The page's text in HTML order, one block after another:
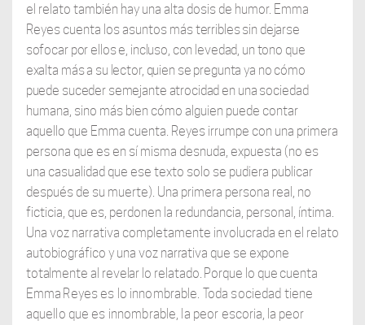
el relato también hay una alta dosis de humor. Emma
Reyes cuenta los asuntos másterribles sin dejarse
sofocar por ellos e, incluso, con levedad, un tono que
exalta más a su lector, quien se pregunta ya no cómo
puede suceder semejante atrocidad en una sociedad
humana, sino más bien cómo alguien puede contar
aquello que Emma cuenta. Reyes irrumpe con una primera
persona que es en sí misma desnuda, expuesta (no es
una casualidad que ese texto solo se pudiera publicar
después de su muerte). Una primera persona real, no
ficticia, que es, perdonen la redundancia, personal, íntima.
Una voz narrativa completamente involucrada en el relato
autobiográfico y una voz narrativa que se expone
totalmente al revelar lo relatado. Porque lo que cuenta
Emma Reyes es lo innombrable. Toda sociedad tiene
aquello que es innombrable, la peor escoria, la peor